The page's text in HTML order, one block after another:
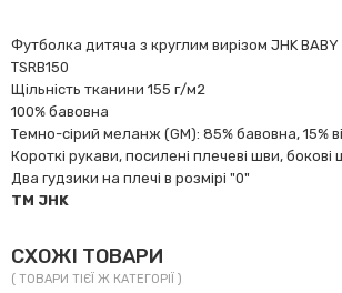
Футболка дитяча з круглим вирізом JHK BABY
TSRB150
Щільність тканини 155 г/м2
100% бавовна
Темно-сірий меланж (GM): 85% бавовна, 15%
Короткі рукави, посилені плечеві шви, бокові
Два гудзики на плечі в розмірі "0"
TM JHK
СХОЖІ ТОВАРИ
( ТОВАРИ ТІЄЇ Ж КАТЕГОРІЇ )